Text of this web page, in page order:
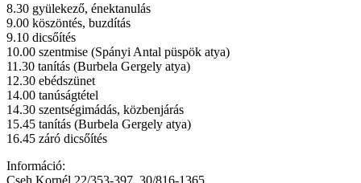
8.30 gyülekező, énektanulás
9.00 köszöntés, buzdítás
9.10 dicsőítés
10.00 szentmise (Spányi Antal püspök atya)
11.30 tanítás (Burbela Gergely atya)
12.30 ebédszünet
14.00 tanúságtétel
14.30 szentségimádás, közbenjárás
15.45 tanítás (Burbela Gergely atya)
16.45 záró dicsőítés
Információ:
Cseh Kornél 22/353-397, 30/816-1365